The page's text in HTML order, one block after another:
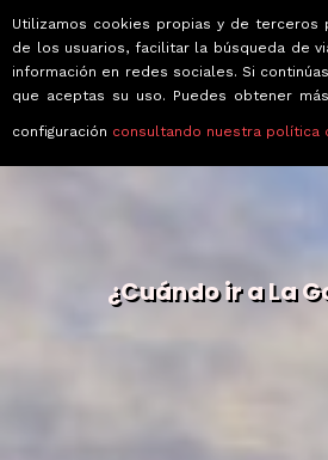
¿Cuándo ir a La
Utilizamos cookies propias y de terceros
de los usuarios, facilitar la búsqueda de
información en redes sociales. Si
que aceptas su uso. Puedes obtener
configuración consultando nuestra política